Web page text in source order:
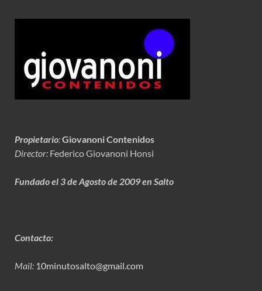
Propietario:Giovanoni Contenidos
Director: Federico Giovanoni Honsi
Fundado el 3 de Agosto de 2009 en Salto
Contacto:
Mail: 10minutosalto@gmail.com